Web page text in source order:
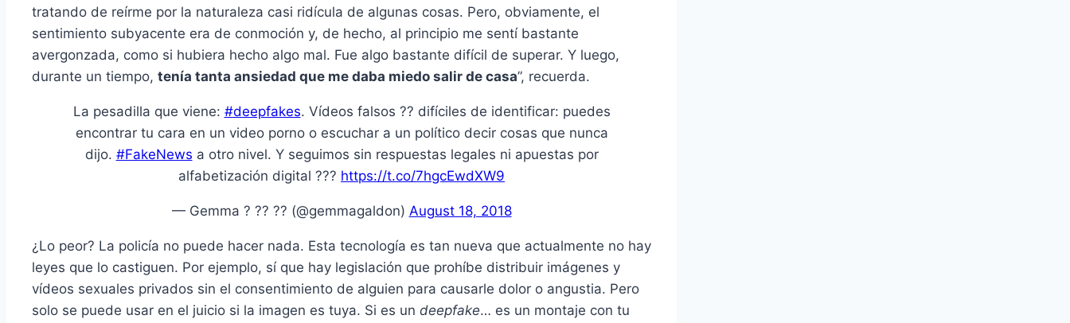
tratando de reírme por la naturaleza casi ridícula de algunas cosas. Pero, obviamente, el
sentimiento subyacente era de conmoción y, de hecho, al principio me sentí bastante
avergonzada, como si hubiera hecho algo mal. Fue algo bastante difícil de superar. Y luego,
durante un tiempo, tenía tanta ansiedad que me daba miedo salir de casa”, recuerda.
La pesadilla que viene: #deepfakes. Vídeos falsos ?? difíciles de identificar: puedes
encontrar tu cara en un video porno o escuchar a un político decir cosas que nunca
dijo. #FakeNews a otro nivel. Y seguimos sin respuestas legales ni apuestas por
alfabetización digital ??? https://t.co/7hgcEwdXW9
— Gemma ? ?? ?? (@gemmagaldon) August 18, 2018
¿Lo peor? La policía no puede hacer nada. Esta tecnología es tan nueva que actualmente no hay
leyes que lo castiguen. Por ejemplo, sí que hay legislación que prohíbe distribuir imágenes y
vídeos sexuales privados sin el consentimiento de alguien para causarle dolor o angustia. Pero
solo se puede usar en el juicio si la imagen es tuya. Si es un deepfake… es un montaje con tu